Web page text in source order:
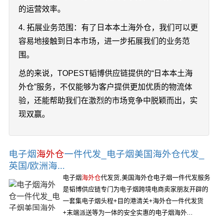
的运营效率。
4. 拓展业务范围：有了日本本土海外仓，我们可以更
容易地接触到日本市场，进一步拓展我们的业务范
围。
总的来说，TOPEST韬博供应链提供的“日本本土海
外仓”服务，不仅能够为客户提供更加优质的物流体
验，还能帮助我们在激烈的市场竞争中脱颖而出，实
现双赢。
电子烟海外仓一件代发_电子烟美国海外仓代发_
英国/欧洲海...
电子烟海外仓代发货,美国海外仓电子烟一件代发服务
是韬博供应链专门为电子烟跨境电商卖家朋友开辟的
一套集电子烟头程+目的港清关+海外仓一件代发货
+末端派送等为一体的安全实惠的电子烟海外...